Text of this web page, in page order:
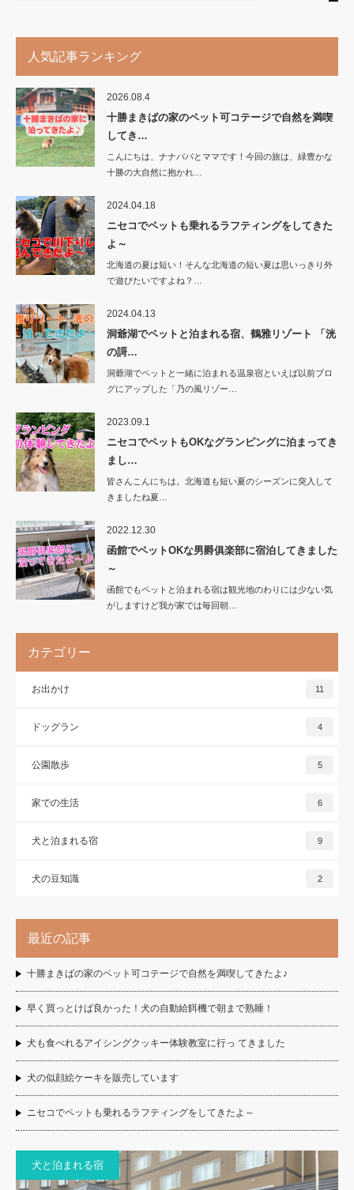
人気記事ランキング
2026.08.4
十勝まきばの家のペット可コテージで自然を満喫
してき…
こんにちは、ナナパパとママです！今回の旅は、緑豊かな
十勝の大自然に抱かれ…
2024.04.18
ニセコでペットも乗れるラフティングをしてきた
よ～
北海道の夏は短い！そんな北海道の短い夏は思いっきり外
で遊びたいですよね？…
2024.04.13
洞爺湖でペットと泊まれる宿、鶴雅リゾート 「洸
の謌…
洞爺湖でペットと一緒に泊まれる温泉宿といえば以前ブロ
グにアップした「乃の風リゾー…
2023.09.1
ニセコでペットもOKなグランピングに泊まってき
まし…
皆さんこんにちは。北海道も短い夏のシーズンに突入して
きましたね夏…
2022.12.30
函館でペットOKな男爵俱楽部に宿泊してきました
～
函館でもペットと泊まれる宿は観光地のわりには少ない気
がしますけど我が家では毎回朝…
カテゴリー
お出かけ 11
ドッグラン 4
公園散歩 5
家での生活 6
犬と泊まれる宿 9
犬の豆知識 2
最近の記事
十勝まきばの家のペット可コテージで自然を満喫してきたよ♪
早く買っとけば良かった！犬の自動給餌機で朝まで熟睡！
犬も食べれるアイシングクッキー体験教室に行っ てきました
犬の似顔絵ケーキを販売しています
ニセコでペットも乗れるラフティングをしてきたよ～
犬と泊まれる宿